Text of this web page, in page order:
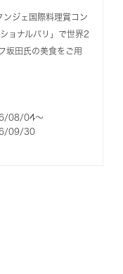
ンジェ国際料理賞コン
ョナルパリ」で世界2
坂田氏の美食をご用
08/04〜
09/30